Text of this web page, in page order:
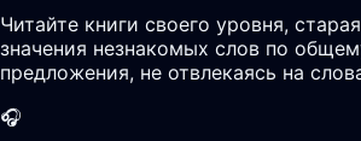
Читайте книги своего уровня,
значения незнакомых слов по
предложения, не отвлекаясь на
🎧